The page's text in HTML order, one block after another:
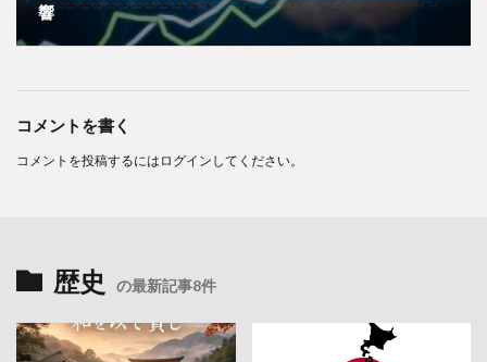
響
コメントを書く
コメントを投稿するには ログイン してください。
歴史 の最新記事8件